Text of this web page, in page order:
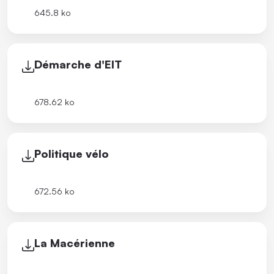
645.8 ko
Démarche d'EIT
678.62 ko
Politique vélo
672.56 ko
La Macérienne